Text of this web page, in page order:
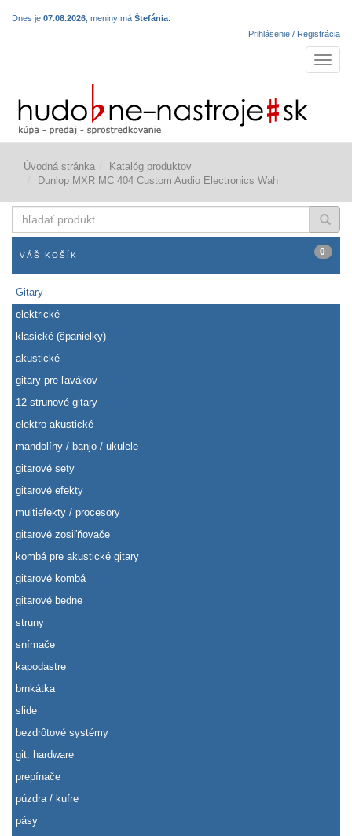
Dnes je 07.08.2026 , meniny má Štefánia
Prihlásenie / Registrácia
Úvodná stránka
Katalóg produktov
Dunlop MXR MC 404 Custom Audio Electronics Wah
produkt
VÁŠ KOŠÍK 0
Gitary
elektrické
klasické (španielky)
akustické
gitary pre ľavákov
12 strunové gitary
elektro-akustické
mandolíny / banjo / ukulele
gitarové sety
gitarové efekty
multiefekty / procesory
gitarové zosiľňovače
kombá pre akustické gitary
gitarové kombá
gitarové bedne
struny
snímače
kapodastre
brnkátka
slide
bezdrôtové systémy
git. hardware
prepínače
púzdra / kufre
pásy